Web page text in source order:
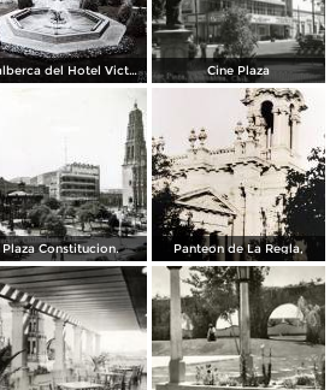
La alberca del Hotel Victoria. Cine Plaza
Plaza Constitucion. Panteon de La Regla,